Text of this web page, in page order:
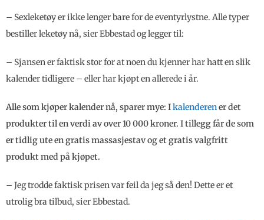
– Sexleketøy er ikke lenger bare for de eventyrlystne. Alle typer
bestiller leketøy nå, sier Ebbestad og legger til:
– Sjansen er faktisk stor for at noen du kjenner har hatt en slik
kalender tidligere – eller har kjøpt en allerede i år.
Alle som kjøper kalender nå, sparer mye: Ikalenderener det
produkter til en verdi av over 10 000 kroner. I tillegg får de som
er tidlig ute en gratis massasjestav og et gratis valgfritt
produkt med på kjøpet.
– Jeg trodde faktisk prisen var feil da jeg så den! Dette er et
utrolig bra tilbud, sier Ebbestad.